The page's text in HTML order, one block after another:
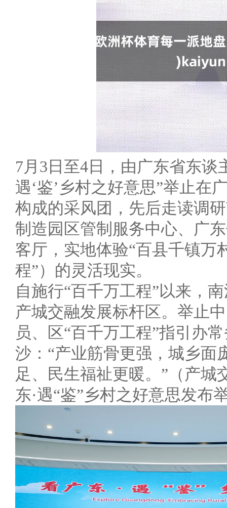
7月3日至4日，由广东省东谈
遇‘鉴’乡村之好意思”举止在
构成的采风团，先后走读调
制造园区管制服务中心、广
客厅，实地体验“百县千镇万
程”）的灵活现实。
自施行“百千万工程”以来，
产城交融发展标杆区。举止
员、区“百千万工程”指引办
沙：“产业筋骨更强，城乡面
足、民生福祉更暖。”（产
东·遇“鉴”乡村之好意思发布